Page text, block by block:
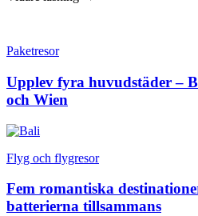
Paketresor
Upplev fyra huvudstäder –
och Wien
Flyg och flygresor
Fem romantiska
batterierna tillsammans